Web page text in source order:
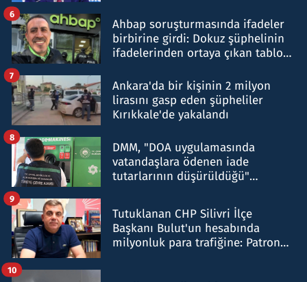
Ahbap soruşturmasında ifadeler
birbirine girdi: Dokuz şüphelinin
ifadelerinden ortaya çıkan tablo
6
Ankara'da bir kişinin 2 milyon
lirasını gasp eden şüpheliler
Kırıkkale'de yakalandı
7
DMM, "DOA uygulamasında
vatandaşlara ödenen iade
tutarlarının düşürüldüğü"
8
Tutuklanan CHP Silivri İlçe
Başkanı Bulut'un hesabında
milyonluk para trafiğine: Patron
9
10